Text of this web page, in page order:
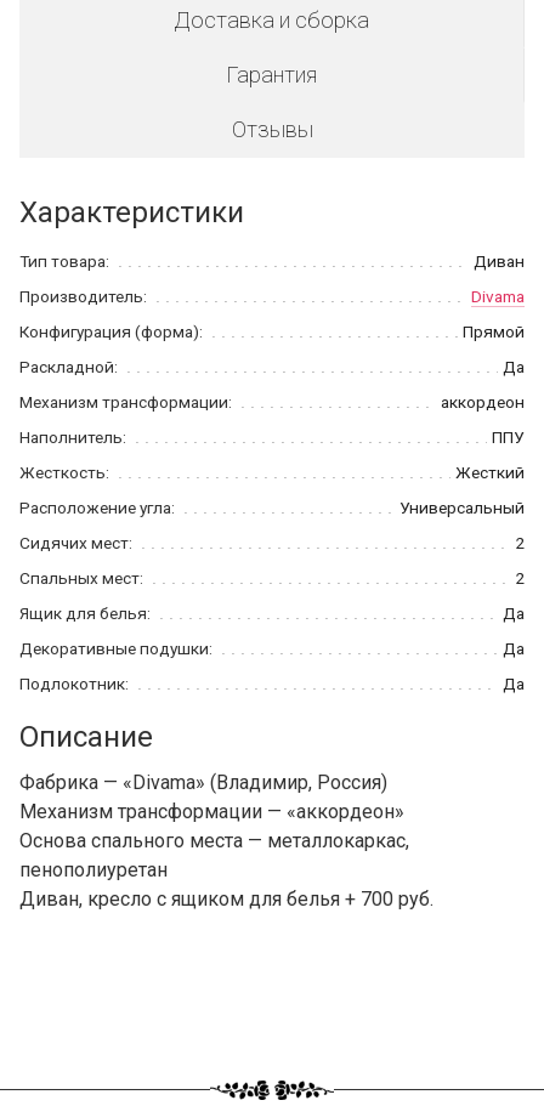
Доставка и сборка
Гарантия
Отзывы
Характеристики
Тип товара:
Диван
Производитель:
Divama
Конфигурация (форма):
Прямой
Раскладной:
Да
Механизм трансформации:
аккордеон
Наполнитель:
ППУ
Жесткость:
Жесткий
Расположение угла:
Универсальный
Сидячих мест:
2
Спальных мест:
2
Ящик для белья:
Да
Декоративные подушки:
Да
Подлокотник:
Да
Описание
Фабрика — «Divama» (Владимир, Россия)
Механизм трансформации — «аккордеон»
Основа спального места — металлокаркас,
пенополиуретан
Диван, кресло с ящиком для белья + 700 руб.